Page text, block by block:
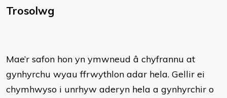
Trosolwg
Mae’r safon hon yn ymwneud â chyfrannu at
gynhyrchu wyau ffrwythlon adar hela. Gellir ei
chymhwyso i unrhyw aderyn hela a gynhyrchir o